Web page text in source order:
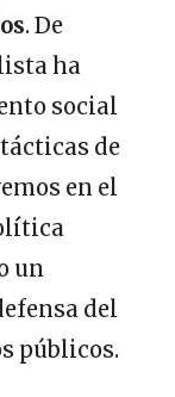
. De
ha
social
de
en el
un
del
públicos.